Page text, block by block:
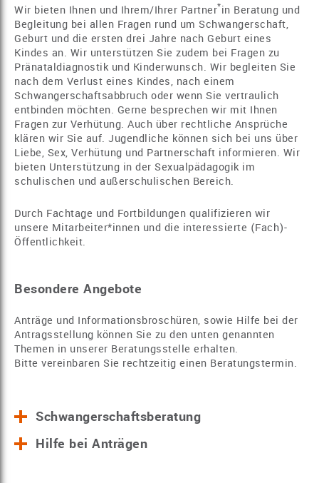
Wir bieten Ihnen und Ihrem/Ihrer Partner*in Beratung und
Begleitung bei allen Fragen rund um Schwangerschaft,
Geburt und die ersten drei Jahre nach Geburt eines
Kindes an. Wir unterstützen Sie zudem bei Fragen zu
Pränataldiagnostik und Kinderwunsch. Wir begleiten Sie
nach dem Verlust eines Kindes, nach einem
Schwangerschaftsabbruch oder wenn Sie vertraulich
entbinden möchten. Gerne besprechen wir mit Ihnen
Fragen zur Verhütung. Auch über rechtliche Ansprüche
klären wir Sie auf. Jugendliche können sich bei uns über
Liebe, Sex, Verhütung und Partnerschaft informieren. Wir
bieten Unterstützung in der Sexualpädagogik im
schulischen und außerschulischen Bereich.
Durch Fachtage und Fortbildungen qualifizieren wir
unsere Mitarbeiter*innen und die interessierte (Fach)-
Öffentlichkeit.
Besondere Angebote
Anträge und Informationsbroschüren, sowie Hilfe bei der
Antragsstellung können Sie zu den unten genannten
Themen in unserer Beratungsstelle erhalten.
Bitte vereinbaren Sie rechtzeitig einen Beratungstermin.
Schwangerschaftsberatung
Hilfe bei Anträgen